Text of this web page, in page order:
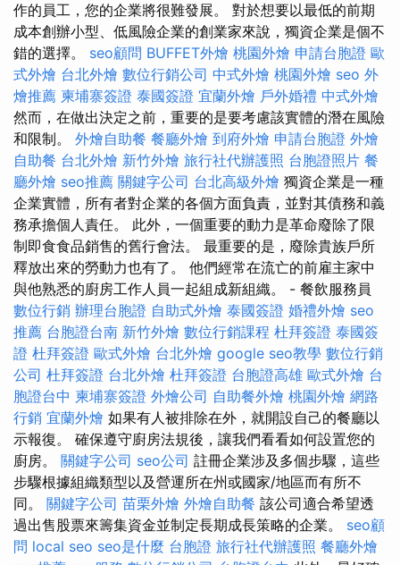
作的員工，您的企業將很難發展。 對於想要以最低的前期
成本創辦小型、低風險企業的創業家來說，獨資企業是個不
錯的選擇。 seo顧問 BUFFET外燴 桃園外燴 申請台胞證 歐
式外燴 台北外燴 數位行銷公司 中式外燴 桃園外燴 seo 外
燴推薦 柬埔寨簽證 泰國簽證 宜蘭外燴 戶外婚禮 中式外燴
然而，在做出決定之前，重要的是要考慮該實體的潛在風險
和限制。 外燴自助餐 餐廳外燴 到府外燴 申請台胞證 外燴
自助餐 台北外燴 新竹外燴 旅行社代辦護照 台胞證照片 餐
廳外燴 seo推薦 關鍵字公司 台北高級外燴 獨資企業是一種
企業實體，所有者對企業的各個方面負責，並對其債務和義
務承擔個人責任。 此外，一個重要的動力是革命廢除了限
制即食食品銷售的舊行會法。 最重要的是，廢除貴族戶所
釋放出來的勞動力也有了。 他們經常在流亡的前雇主家中
與他熟悉的廚房工作人員一起組成新組織。 - 餐飲服務員
數位行銷 辦理台胞證 自助式外燴 泰國簽證 婚禮外燴 seo
推薦 台胞證台南 新竹外燴 數位行銷課程 杜拜簽證 泰國簽
證 杜拜簽證 歐式外燴 台北外燴 google seo教學 數位行銷
公司 杜拜簽證 台北外燴 杜拜簽證 台胞證高雄 歐式外燴 台
胞證台中 柬埔寨簽證 外燴公司 自助餐外燴 桃園外燴 網路
行銷 宜蘭外燴 如果有人被排除在外，就開設自己的餐廳以
示報復。 確保遵守廚房法規後，讓我們看看如何設置您的
廚房。 關鍵字公司 seo公司 註冊企業涉及多個步驟，這些
步驟根據組織類型以及營運所在州或國家/地區而有所不
同。 關鍵字公司 苗栗外燴 外燴自助餐 該公司適合希望透
過出售股票來籌集資金並制定長期成長策略的企業。 seo顧
問 local seo seo是什麼 台胞證 旅行社代辦護照 餐廳外燴